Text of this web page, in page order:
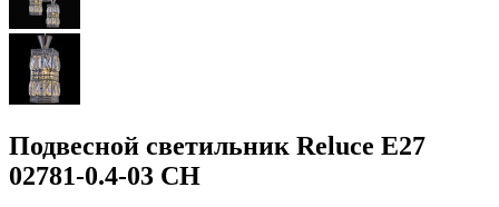
Подвесной светильник Reluce E27
02781-0.4-03 CH